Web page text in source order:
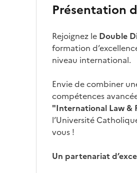
Présentation
Rejoignez le Double
formation
niveau international.
Envie de combiner
compétences
"International Law &
l’Université
vous !
Un partenariat